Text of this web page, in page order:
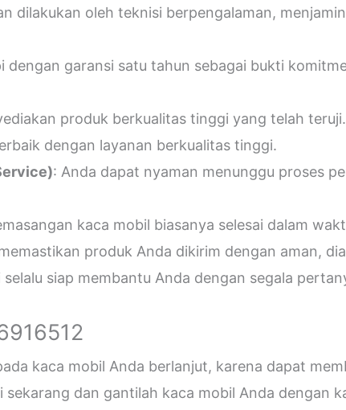
dilakukan oleh teknisi berpengalaman,
dengan garansi satu tahun sebagai bukti
produk berkualitas tinggi yang telah teruji.
dengan layanan berkualitas tinggi.
: Anda dapat nyaman menunggu proses
kaca mobil biasanya selesai dalam
produk Anda dikirim dengan aman,
siap membantu Anda dengan segala
kaca mobil Anda berlanjut, karena dapat
dan gantilah kaca mobil Anda dengan